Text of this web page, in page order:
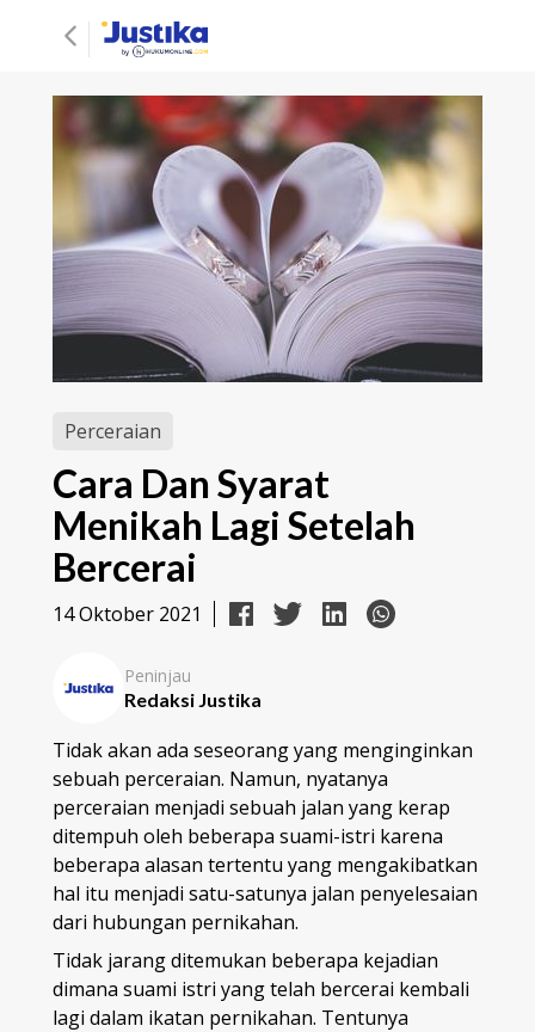
Perceraian
Cara Dan Syarat
Menikah Lagi Setelah
Bercerai
14 Oktober 2021
Peninjau
Redaksi Justika
Tidak akan ada seseorang yang menginginkan
sebuah perceraian. Namun, nyatanya
perceraian menjadi sebuah jalan yang kerap
ditempuh oleh beberapa suami-istri karena
beberapa alasan tertentu yang mengakibatkan
hal itu menjadi satu-satunya jalan penyelesaian
dari hubungan pernikahan.
Tidak jarang ditemukan beberapa kejadian
dimana suami istri yang telah bercerai kembali
lagi dalam ikatan pernikahan. Tentunya